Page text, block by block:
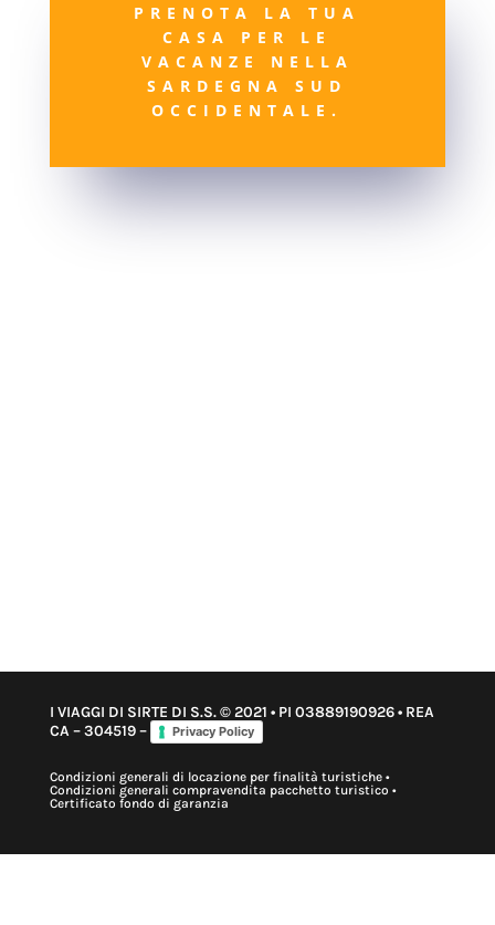
PRENOTA LA TUA
CASA PER LE
VACANZE NELLA
SARDEGNA SUD
OCCIDENTALE.
I VIAGGI DI SIRTE DI S.S. © 2021 • PI 03889190926 • REA
CA – 304519 –
Privacy Policy
Condizioni generali di locazione per finalità turistiche•
Condizioni generali compravendita pacchetto turistico •
Certificato fondo di garanzia